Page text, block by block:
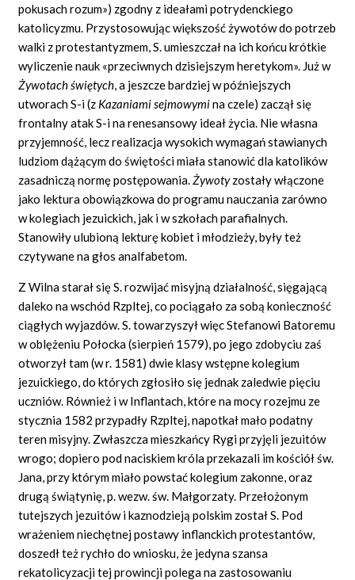
pokusach rozum») zgodny z ideałami potrydenckiego
katolicyzmu. Przystosowując większość żywotów do potrzeb
walki z protestantyzmem, S. umieszczał na ich końcu krótkie
wyliczenie nauk «przeciwnych dzisiejszym heretykom». Już w
Żywotach świętych,a jeszcze bardziej w późniejszych
utworach S-i (z Kazaniami sejmowymina czele) zaczął się
frontalny atak S-i na renesansowy ideał życia. Nie własna
przyjemność, lecz realizacja wysokich wymagań stawianych
ludziom dążącym do świętości miała stanowić dla katolików
zasadniczą normę postępowania.Żywotyzostały włączone
jako lektura obowiązkowa do programu nauczania zarówno
w kolegiach jezuickich, jak i w szkołach parafialnych.
Stanowiły ulubioną lekturę kobiet i młodzieży, były też
czytywane na głos analfabetom.
Z Wilna starał się S. rozwijać misyjną działalność, sięgającą
daleko na wschód Rzpltej, co pociągało za sobą konieczność
ciągłych wyjazdów. S. towarzyszył więc Stefanowi Batoremu
w oblężeniu Połocka (sierpień 1579), po jego zdobyciu zaś
otworzył tam (w r. 1581) dwie klasy wstępne kolegium
jezuickiego, do których zgłosiło się jednak zaledwie pięciu
uczniów. Również i w Inflantach, które na mocy rozejmu ze
stycznia 1582 przypadły Rzpltej, napotkał mało podatny
teren misyjny. Zwłaszcza mieszkańcy Rygi przyjęli jezuitów
wrogo; dopiero pod naciskiem króla przekazali im kościół św.
Jana, przy którym miało powstać kolegium zakonne, oraz
drugą świątynię, p. wezw. św. Małgorzaty. Przełożonym
tutejszych jezuitów i kaznodzieją polskim został S. Pod
wrażeniem niechętnej postawy inflanckich protestantów,
doszedł też rychło do wniosku, że jedyna szansa
rekatolicyzacji tej prowincji polega na zastosowaniu